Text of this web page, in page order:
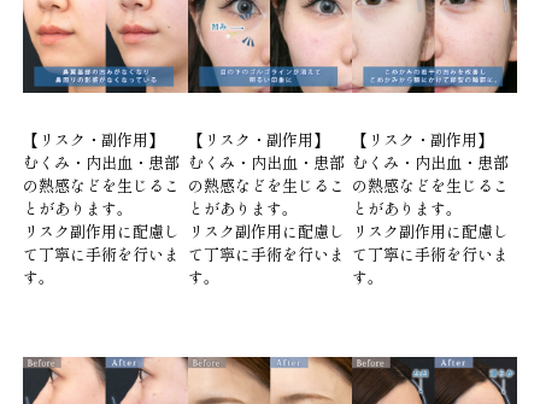
【リスク・副作用】
むくみ・内出血・患部
の熱感などを生じるこ
とがあります。
リスク副作用に配慮し
て丁寧に手術を行いま
す。
【リスク・副作用】
むくみ・内出血・患部
の熱感などを生じるこ
とがあります。
リスク副作用に配慮し
て丁寧に手術を行いま
す。
【リスク・副作用】
むくみ・内出血・患部
の熱感などを生じるこ
とがあります。
リスク副作用に配慮し
て丁寧に手術を行いま
す。